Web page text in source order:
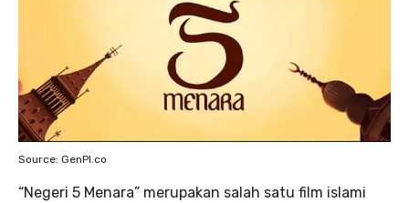
Source: GenPI.co
“Negeri 5 Menara” merupakan salah satu film islami